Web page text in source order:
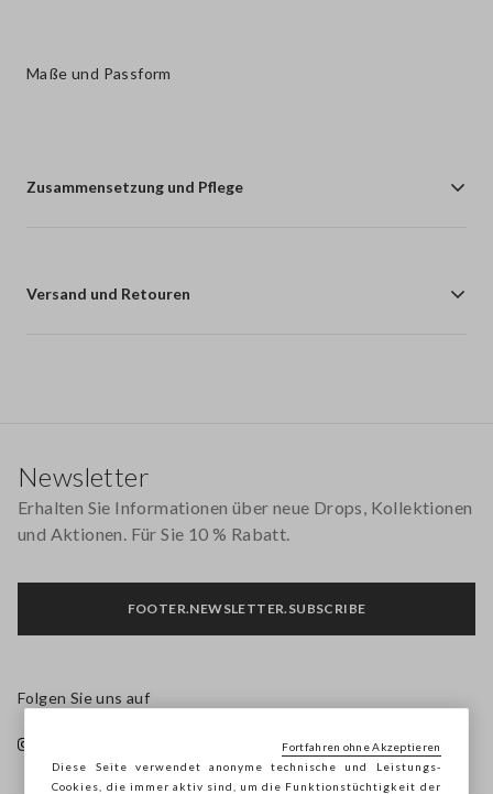
Maße und Passform
Zusammensetzung und Pflege
Versand und Retouren
Newsletter
Erhalten Sie Informationen über neue Drops, Kollektionen
und Aktionen. Für Sie 10 % Rabatt.
FOOTER.NEWSLETTER.SUBSCRIBE
Folgen Sie uns auf
Diese Seite verwendet anonyme technische und Leistungs-
Cookies, die immer aktiv sind, um die Funktionstüchtigkeit der
Fortfahren ohne Akzeptieren